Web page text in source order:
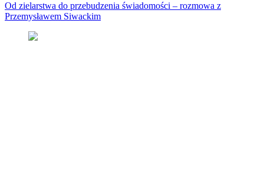
Od zielarstwa do przebudzenia świadomości – rozmowa z
Przemysławem Siwackim